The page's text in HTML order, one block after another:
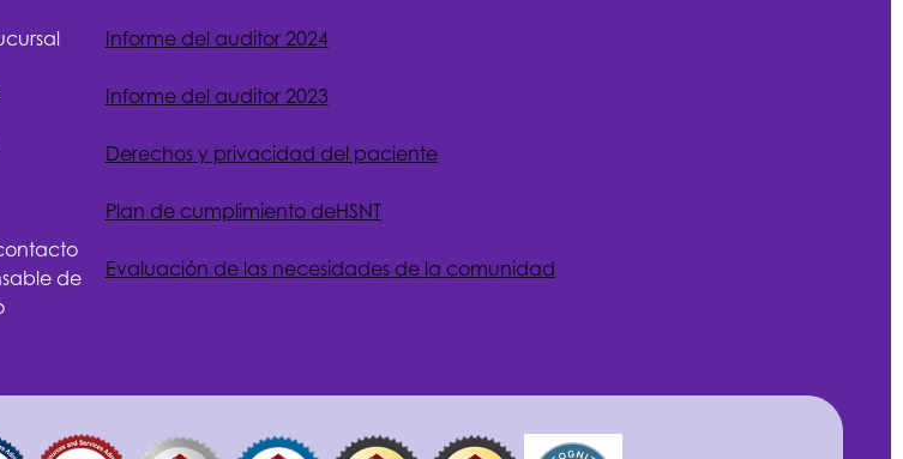
de
Informe del auditor 2024
Informe del auditor 2023
Derechos y privacidad del paciente
Plan de cumplimiento deHSNT
Evaluación de las necesidades de la comunidad